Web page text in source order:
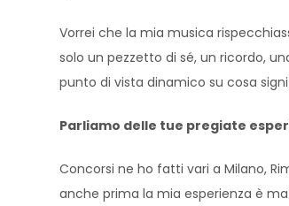
Vorrei che la mia musica
solo un pezzetto di sé, un ricordo,
punto di vista dinamico su cosa
Parliamo delle tue pregiate
Concorsi ne ho fatti vari a Milano,
anche prima la mia esperienza è